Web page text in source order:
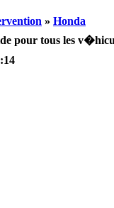
» Honda
pour tous les